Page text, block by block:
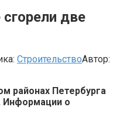
две
СтроительствоАвтор:
районах Петербурга
Информации о